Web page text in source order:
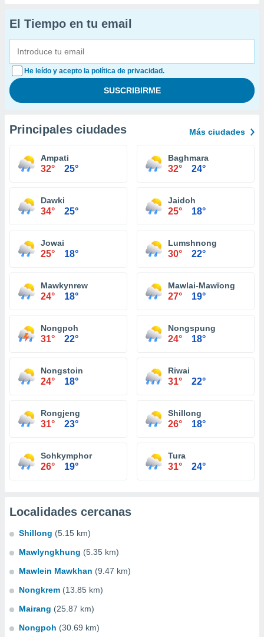
El Tiempo en tu email
He leído y acepto la política de privacidad.
Principales ciudades Más ciudades
Ampati
32° 25°
Baghmara
32° 24°
Dawki
34° 25°
Jaidoh
25° 18°
Jowai
25° 18°
Lumshnong
30° 22°
Mawkynrew
24° 18°
Mawlai-Mawïong
27° 19°
Nongpoh
31° 22°
Nongspung
24° 18°
Nongstoin
24° 18°
Riwai
31° 22°
Rongjeng
31° 23°
Shillong
26° 18°
Sohkymphor
26° 19°
Tura
31° 24°
Localidades cercanas
Shillong (5.15 km)
Mawlyngkhung (5.35 km)
Mawlein Mawkhan (9.47 km)
Nongkrem (13.85 km)
Mairang (25.87 km)
Nongpoh (30.69 km)